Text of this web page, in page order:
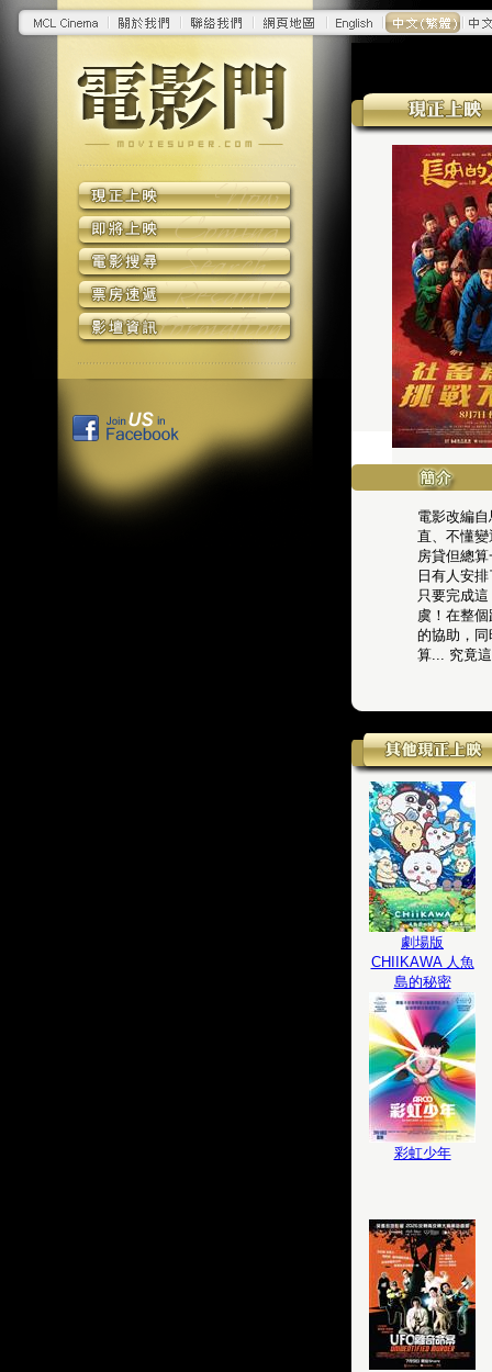
電影改編
直、不懂
房貸但總
日有人安
只要完成
虞！在整
的協助，
算... 究竟
劇場版
CHIIKAWA 人魚
島的秘密
彩虹少年